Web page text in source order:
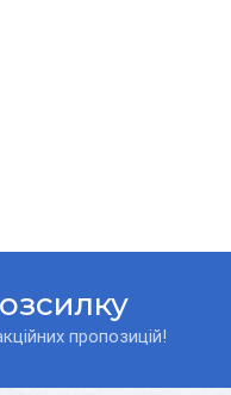
пропозицій!